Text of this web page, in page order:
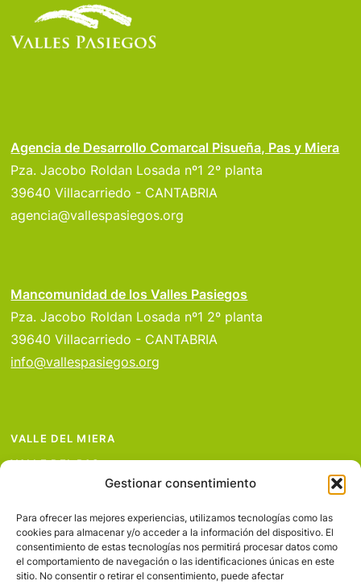
Gestionar consentimiento
Para ofrecer las mejores experiencias, utilizamos tecnologías como las
cookies para almacenar y/o acceder a la información del dispositivo. El
consentimiento de estas tecnologías nos permitirá procesar datos como
el comportamiento de navegación o las identificaciones únicas en este
sitio. No consentir o retirar el consentimiento, puede afectar
Agencia de Desarrollo Comarcal Pisueña, Pas y Miera
Pza. Jacobo Roldan Losada nº1 2º planta
39640 Villacarriedo - CANTABRIA
agencia@vallespasiegos.org
Mancomunidad de los Valles Pasiegos
Pza. Jacobo Roldan Losada nº1 2º planta
39640 Villacarriedo - CANTABRIA
info@vallespasiegos.org
VALLE DEL MIERA
VALLE DEL PAS
VALLE DEL PISUEÑA
PROYECTOS
SERVICIOS
AVISO LEGAL